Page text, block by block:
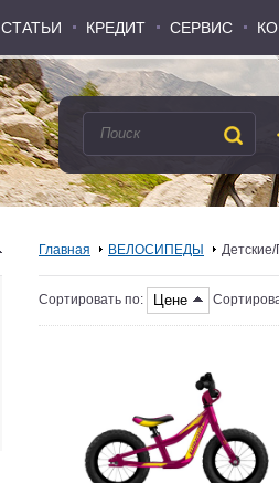
СТАТЬИ КРЕДИТ СЕРВИС
СТАТЬИ КРЕДИТ СЕРВИС
Главная ВЕЛОСИПЕДЫ
Сортировать по: Цене